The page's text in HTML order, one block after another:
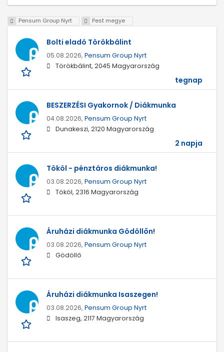
Pensum Group Nyrt Pest megye
Bolti eladó Törökbálint
05.08.2026, Pensum Group Nyrt
Törökbálint, 2045 Magyarország
tegnap
BESZERZÉSI Gyakornok / Diákmunka
04.08.2026, Pensum Group Nyrt
Dunakeszi, 2120 Magyarország
2 napja
Tököl - pénztáros diákmunka!
03.08.2026, Pensum Group Nyrt
Tököl, 2316 Magyarország
Áruházi diákmunka Gödöllőn!
03.08.2026, Pensum Group Nyrt
Gödöllő
Áruházi diákmunka Isaszegen!
03.08.2026, Pensum Group Nyrt
Isaszeg, 2117 Magyarország